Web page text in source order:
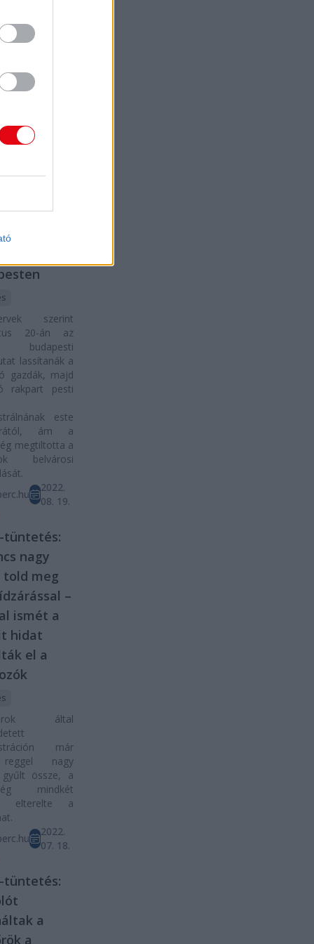
200
a sztrájk
nem, de a
a
szerint
20-án az
budapesti
lassítanák a
gazdák, majd
rakpart pesti
este
ám a
megtiltotta a
belvárosi
2022.
08. 19.
tüntetés:
nagy
told meg
–
ismét a
hidat
el a
által
már
nagy
össze, a
mindkét
elterelte a
2022.
07. 18.
tüntetés:
a
a